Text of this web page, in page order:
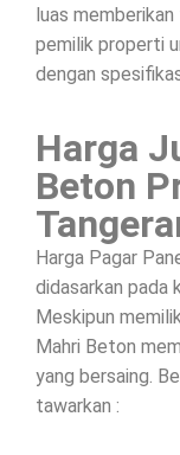
luas
pemilik properti
dengan
Harga
Beton
Harga Pagar
didasarkan pada
Meskipun
Mahri Beton
yang bersaing.
tawarkan :